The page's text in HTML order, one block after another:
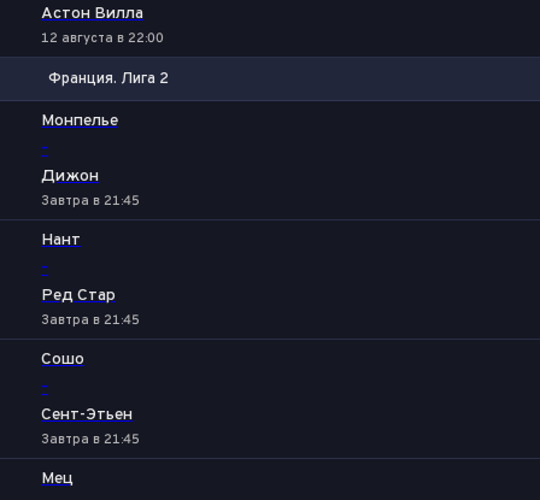
Астон Вилла
12 августа в 22:00
Франция. Лига 2
Монпелье
-
Дижон
Завтра в 21:45
Нант
-
Ред Стар
Завтра в 21:45
Сошо
-
Сент-Этьен
Завтра в 21:45
Мец